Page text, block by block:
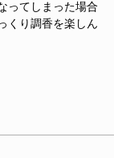
ってしまった場合
くり調香を楽しん